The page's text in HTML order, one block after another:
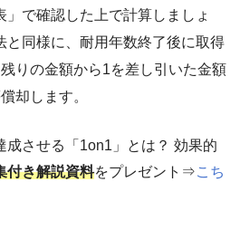
で確認した上で計算しましょ
と同様に、耐用年数終了後に取得
りの金額から1を差し引いた金額
却します。
成させる「1on1」とは？ 効果的
付き解説資料をプレゼント⇒こち